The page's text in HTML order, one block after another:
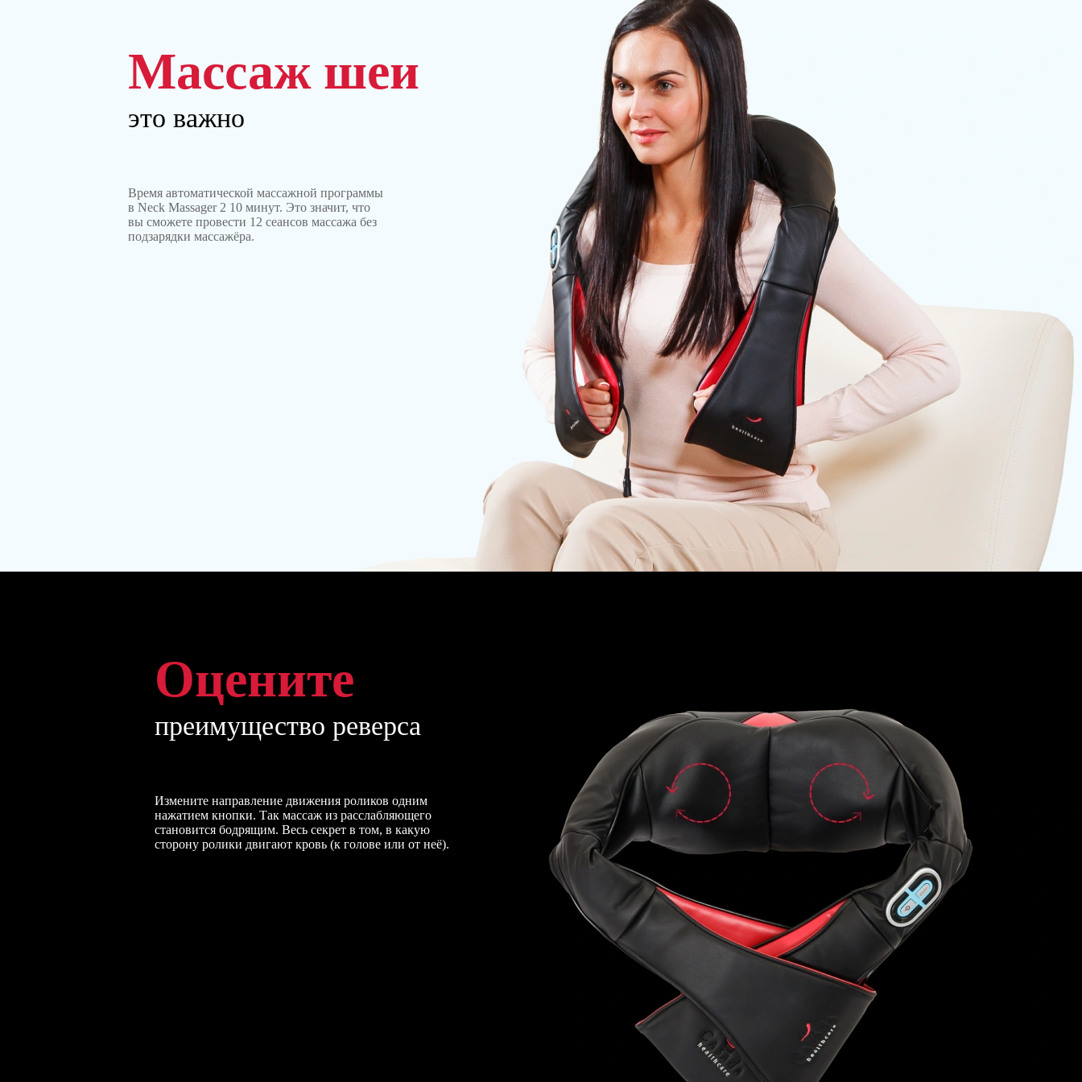
Массаж шеи
это важно
Время автоматической массажной программы
в Neck Massager 2 10 минут. Это значит, что
вы сможете провести 12 сеансов массажа без
подзарядки массажёра.
Оцените
преимущество реверса
Измените направление движения роликов одним
нажатием кнопки. Так массаж из расслабляющего
становится бодрящим. Весь секрет в том, в какую
сторону ролики двигают кровь (к голове или от неё).